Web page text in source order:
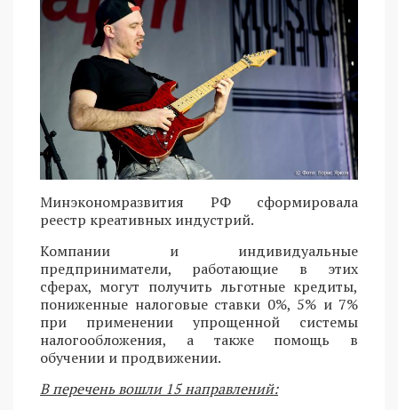
Минэкономразвития РФ сформировала
реестр креативных индустрий.
Компании и индивидуальные
предприниматели, работающие в этих
сферах, могут получить льготные кредиты,
пониженные налоговые ставки 0%, 5% и 7%
при применении упрощенной системы
налогообложения, а также помощь в
обучении и продвижении.
В перечень вошли 15 направлений: